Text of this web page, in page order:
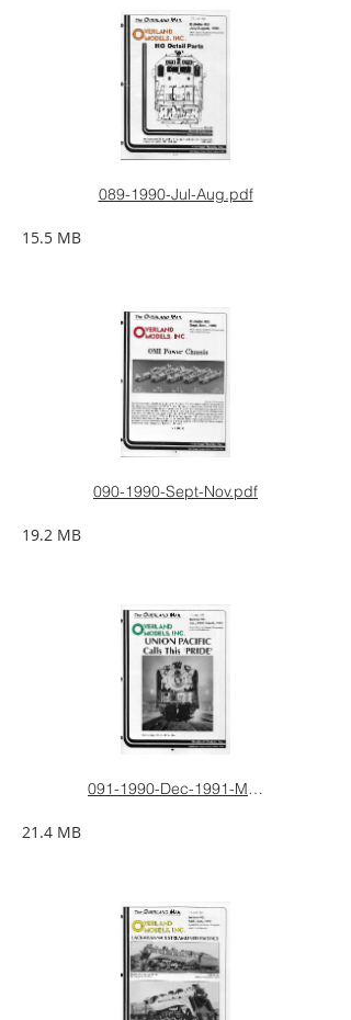
089-1990-Jul-Aug.pdf
15.5 MB
090-1990-Sept-Nov.pdf
19.2 MB
091-1990-Dec-1991-March.pdf
21.4 MB